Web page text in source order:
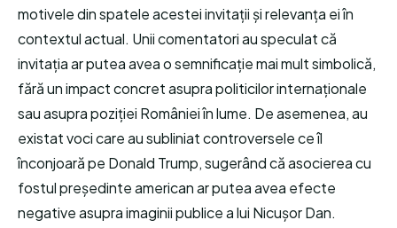
motivele din spatele acestei invitații și relevanța ei în
contextul actual. Unii comentatori au speculat că
invitația ar putea avea o semnificație mai mult simbolică,
fără un impact concret asupra politicilor internaționale
sau asupra poziției României în lume. De asemenea, au
existat voci care au subliniat controversele ce îl
înconjoară pe Donald Trump, sugerând că asocierea cu
fostul președinte american ar putea avea efecte
negative asupra imaginii publice a lui Nicușor Dan.